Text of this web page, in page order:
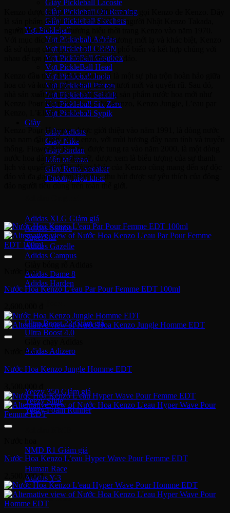
Giày Pickleball Lacoste
Giày Pickleball On Running
Giày Pickleball Skechers
Vợt Pickleball
Vợt Pickleball Adidas
Vợt Pickleball CRBN
Vợt PickleBall Gearbox
Vợt PickleBall Head
Vợt Pickleball Joola
Vợt Pickleball Proton
Vợt Pickleball Selkirk
Vợt Pickleball Six Zero
Vợt Pickleball Sypik
Giày
Giày Adidas
Giày Nike
Giày Jordan
Môn thể thao
Giày Retro Sneaker
Thương hiệu khác
Adidas XLG
Adidas Samba
SuperStar
Adidas Gazelle
Adidas Campus
Adidas Dame 8
Adidas Harden
Ultra Boost 22
Ultra Boost 4.0
Adidas Adizero
Adidas Yeezy
Yeezy 350
Yeezy Slide
Yeezy Foam Runner
NMD R1
Adidas Collab
Human Race
Adidas Y-3
Nike Air Max
Kenzo được ra đời vào năm 1988 với tên gọi Kenzo de Kenzo. Đây
là sản phẩm đầu tiên của nhà thiết kế người Nhật Kenzo Takada,
người đã thành lập thương hiệu thời trang Kenzo vào năm 1970.
Với mục đích giới thiệu một mùi hương mới lạ và khác biệt, Kenzo
đã sử dụng các nguyên liệu không phổ biến và kết hợp chúng với
nhau để tạo nên một mùi hương độc đáo.
Kenzo đầu tiên đã được đánh giá là một sự pha trộn hoàn hảo giữa
hoa cỏ và hương gỗ, mang đến sự tươi mới và quyến rũ. Sau đó,
nhà sản xuất đã tung ra nhiều dòng sản phẩm nước hoa mới như
Kenzo Pour Homme, Flower by Kenzo, Kenzo Jungle, L’eau par
Kenzo, L’Elixir Kenzo, vv.
Kenzo Pour Homme, được giới thiệu vào năm 1991, là dòng nước
hoa nam đầu tiên của Kenzo, với mùi hương đầy nam tính và truyền
thống. Flower by Kenzo, được tung ra vào năm 2000, là một dòng
nước hoa dành cho phụ nữ, được xem là biểu tượng của sự thanh
lịch và quyến rũ. Các dòng khác của Kenzo cũng mang đến sự độc
đáo và đa dạng về mùi hương, thu hút được sự yêu thích của đông
Nước hoa
Nước Hoa Kenzo L’eau Par Pour Femme EDT 100ml
Nước hoa
Nước Hoa Kenzo Jungle Homme EDT
Nước Hoa Kenzo L’eau Hyper Wave Pour Femme EDT
2,500,000₫